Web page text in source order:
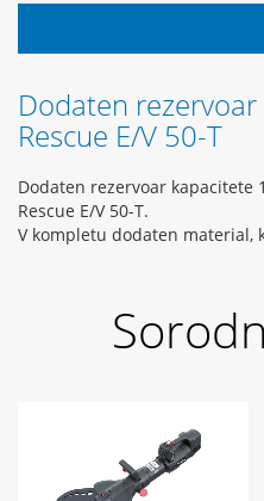
Dodaten
Rescue E/V 50-T
Dodaten rezervoar kapacitete
Rescue E/V 50-T.
V kompletu dodaten